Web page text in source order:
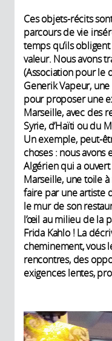
Ces objets-récits
parcours de vie
temps qu’ils
valeur. Nous avons
(Association pour le
Generik Vapeur,
pour proposer une
Marseille, avec des
Syrie, d’Haïti ou du
Un exemple, peut-
choses : nous avons
Algérien qui a
Marseille, une toile
faire par une artiste
le mur de son
l’œil au milieu de la
Frida Kahlo ! La
cheminement, vous
rencontres, des
exigences lentes,